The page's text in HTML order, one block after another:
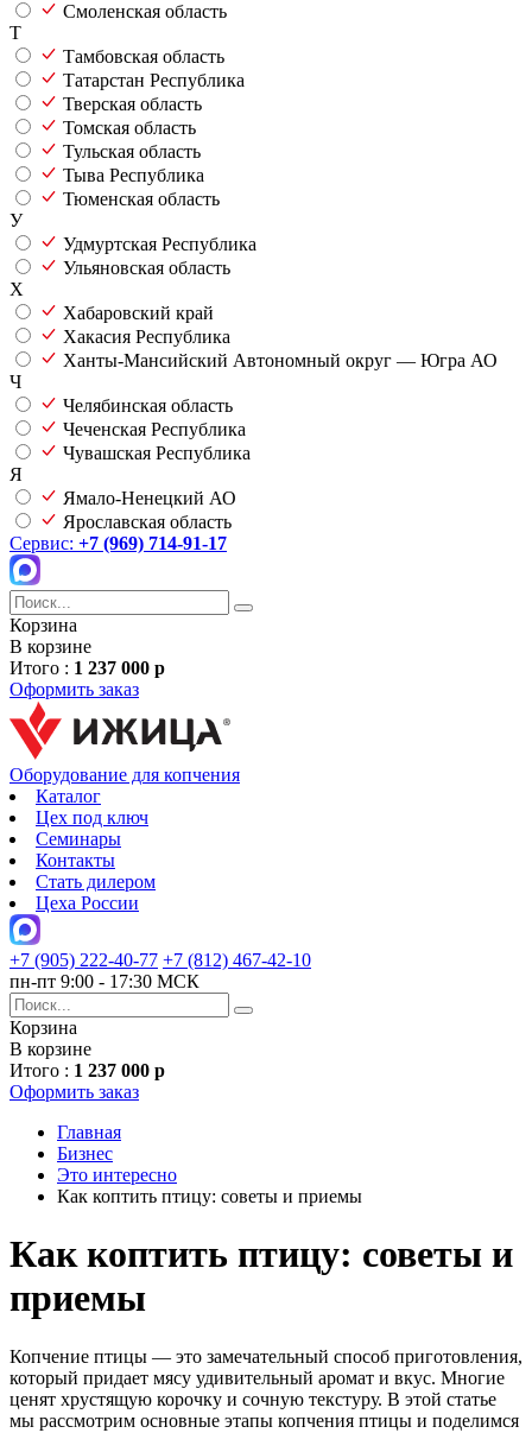
Смоленская область
Т
Тамбовская область
Татарстан Республика
Тверская область
Томская область
Тульская область
Тыва Республика
Тюменская область
У
Удмуртская Республика
Ульяновская область
Х
Хабаровский край
Хакасия Республика
Ханты-Мансийский Автономный округ — Югра АО
Ч
Челябинская область
Чеченская Республика
Чувашская Республика
Я
Ямало-Ненецкий АО
Ярославская область
Сервис: +7 (969) 714-91-17
Корзина
В корзине
Итого : 1 237 000 р
Оформить заказ
Оборудование для копчения
Каталог
Цех под ключ
Семинары
Контакты
Стать дилером
Цеха России
+7 (905) 222-40-77 +7 (812) 467-42-10
пн-пт 9:00 - 17:30 МСК
Корзина
В корзине
Итого : 1 237 000 р
Оформить заказ
Главная
Бизнес
Это интересно
Как коптить птицу: советы и приемы
Как коптить птицу: советы и
приемы
Копчение птицы — это замечательный способ приготовления,
который придает мясу удивительный аромат и вкус. Многие
ценят хрустящую корочку и сочную текстуру. В этой статье
мы рассмотрим основные этапы копчения птицы и поделимся